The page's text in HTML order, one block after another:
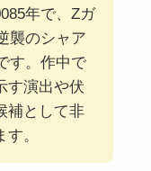
年で、Zガ
襲のシャア
す。作中で
す演出や伏
補として非
。